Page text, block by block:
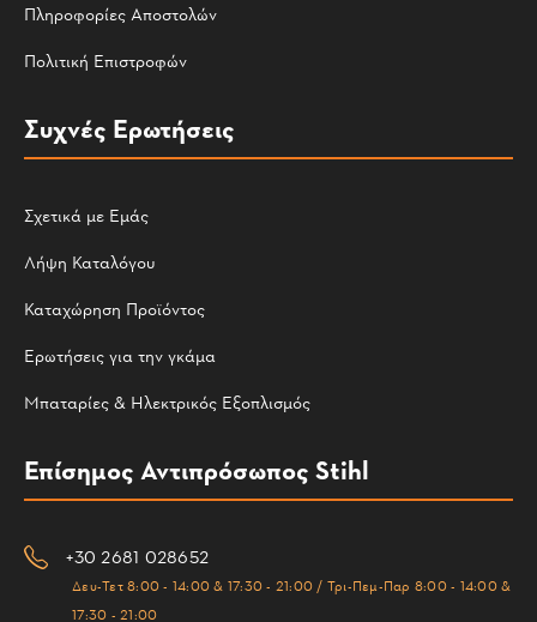
Πληροφορίες Αποστολών
Πολιτική Επιστροφών
Συχνές Ερωτήσεις
Σχετικά με Εμάς
Λήψη Καταλόγου
Καταχώρηση Προϊόντος
Ερωτήσεις για την γκάμα
Μπαταρίες & Ηλεκτρικός Εξοπλισμός
Επίσημος Αντιπρόσωπος Stihl
+30 2681 028652
Δευ-Τετ 8:00 - 14:00 & 17:30 - 21:00 / Τρι-Πεμ-Παρ 8:00 - 14:00 &
17:30 - 21:00